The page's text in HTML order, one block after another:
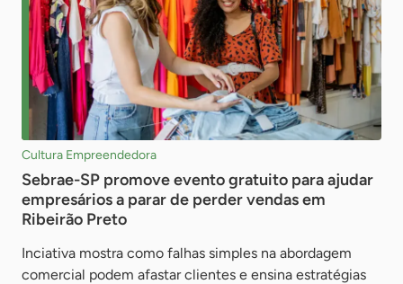
Cultura Empreendedora
Sebrae-SP promove evento gratuito para ajudar
empresários a parar de perder vendas em
Ribeirão Preto
Inciativa mostra como falhas simples na abordagem
comercial podem afastar clientes e ensina estratégias